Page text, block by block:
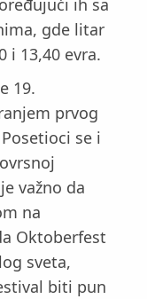
gde litar
i 13,40 evra.
19.
prvog
se i
važno da
na
Oktoberfest
sveta,
biti pun